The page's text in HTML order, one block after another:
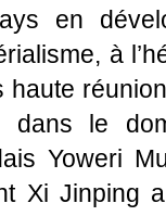
en
à
haute
dans le
Yoweri
Xi Jinping